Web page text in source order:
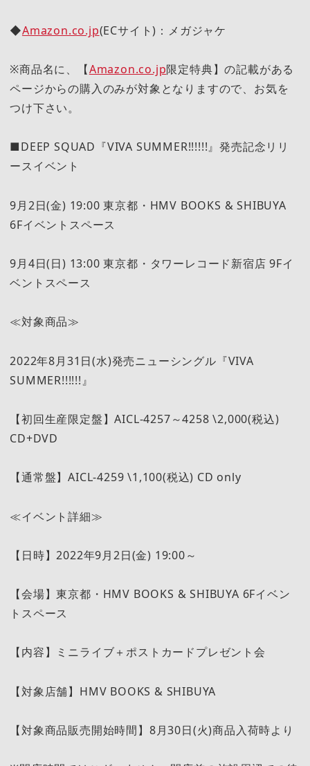
◆Amazon.co.jp(ECサイト)：メガジャケ
※商品名に、【Amazon.co.jp限定特典】の記載がある
ページからの購入のみが対象となりますので、お気を
つけ下さい。
■DEEP SQUAD『VIVA SUMMER!!!!!!』発売記念リリ
ースイベント
9月2日(金) 19:00 東京都・HMV BOOKS & SHIBUYA
6Fイベントスペース
9月4日(日) 13:00 東京都・タワーレコード新宿店 9Fイ
ベントスペース
≪対象商品≫
2022年8月31日(水)発売ニューシングル『VIVA
SUMMER!!!!!!』
【初回生産限定盤】AICL-4257～4258 \2,000(税込)
CD+DVD
【通常盤】AICL-4259 \1,100(税込) CD only
≪イベント詳細≫
【日時】2022年9月2日(金) 19:00～
【会場】東京都・HMV BOOKS & SHIBUYA 6Fイベン
トスペース
【内容】ミニライブ＋ポストカードプレゼント会
【対象店舗】HMV BOOKS & SHIBUYA
【対象商品販売開始時間】8月30日(火)商品入荷時より